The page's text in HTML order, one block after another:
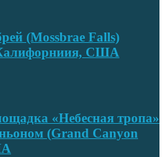
(Mossbrae Falls)
США
«Небесная тропа»
(Grand Canyon